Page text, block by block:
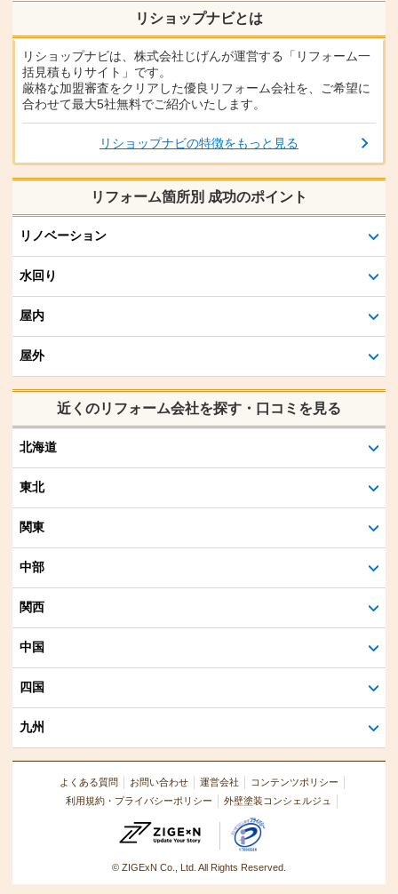
リショップナビとは
リショップナビは、株式会社じげんが運営する「リフォーム一
括見積もりサイト」です。
厳格な加盟審査をクリアした優良リフォーム会社を、ご希望に
合わせて最大5社無料でご紹介いたします。
リショップナビの特徴をもっと見る
リフォーム箇所別 成功のポイント
リノベーション
水回り
屋内
屋外
近くのリフォーム会社を探す・口コミを見る
北海道
東北
関東
中部
関西
中国
四国
九州
よくある質問 お問い合わせ 運営会社
コンテンツポリシー
利用規約・プライバシーポリシー
外壁塗装コンシェルジュ
© ZIGExN Co., Ltd. All Rights Reserved.